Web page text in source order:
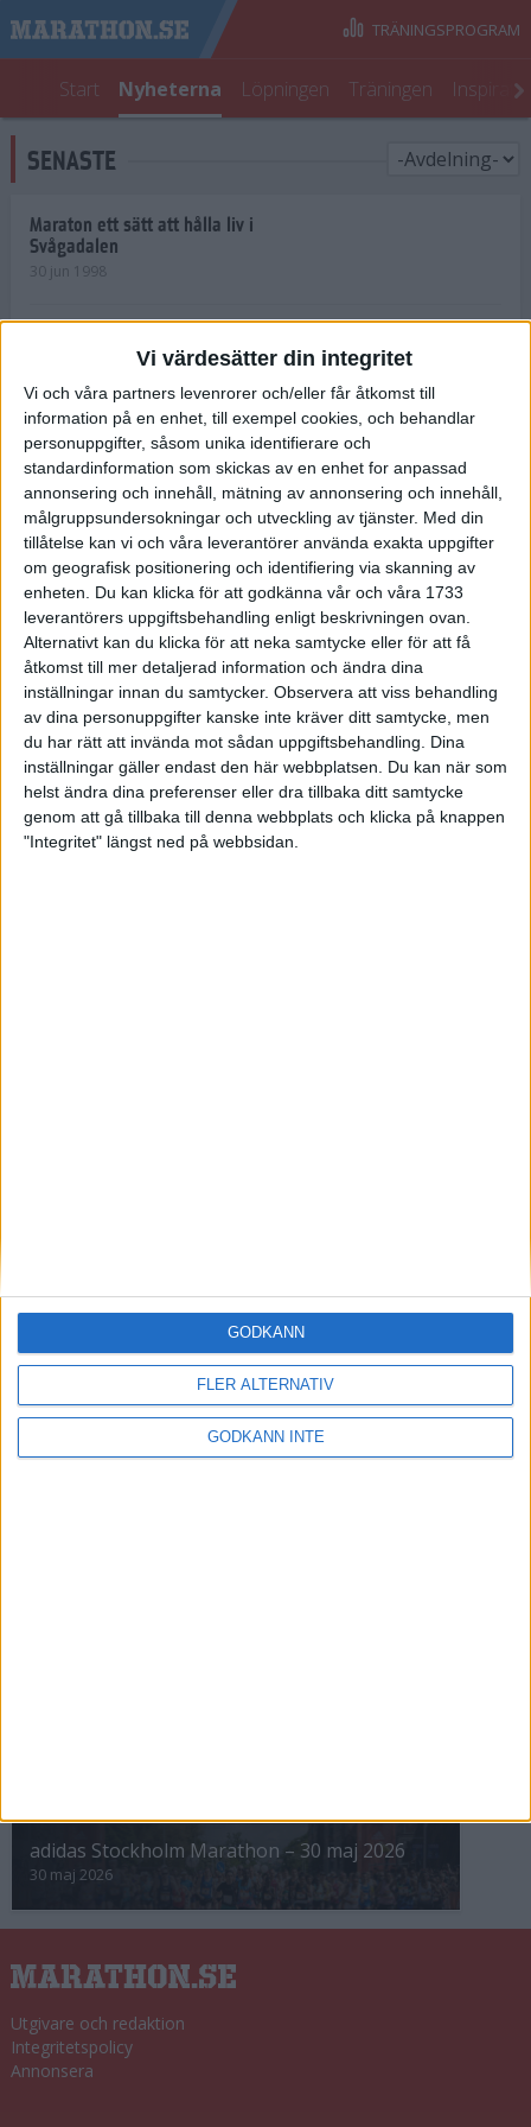
Vi värdesätter din integritet
Vi och våra partners levenrorer och/eller får åtkomst till
information på en enhet, till exempel cookies, och behandlar
personuppgifter, såsom unika identifierare och
standardinformation som skickas av en enhet for anpassad
annonsering och innehåll, mätning av annonsering och innehåll,
målgruppsundersokningar och utveckling av tjänster. Med din
tillåtelse kan vi och våra leverantörer använda exakta uppgifter
om geografisk positionering och identifiering via skanning av
enheten. Du kan klicka för att godkänna vår och våra 1733
leverantörers uppgiftsbehandling enligt beskrivningen ovan.
Alternativt kan du klicka för att neka samtycke eller för att få
åtkomst till mer detaljerad information och ändra dina
inställningar innan du samtycker. Observera att viss behandling
av dina personuppgifter kanske inte kräver ditt samtycke, men
du har rätt att invända mot sådan uppgiftsbehandling. Dina
inställningar gäller endast den här webbplatsen. Du kan när som
helst ändra dina preferenser eller dra tillbaka ditt samtycke
genom att gå tillbaka till denna webbplats och klicka på knappen
"Integritet" längst ned på webbsidan.
FLER ALTERNATIV
GODKÄNN INTE
GODKÄNN
Start Nyheterna Löpningen Träningen
TRÄNINGSPROGRAM
SENASTE
Maraton ett sätt att hålla liv i
Svågadalen
30 jun 1998
Norrlänningar firade semester i
Strängnäs
28 jun 1998
Maratonlöparna bäst i Trosa
I år fick Andervang kransen
27 jun 1998
Intresset ökar för Lidingöloppet
26 jun 1998
Värmemara
väntarvärldsmästaraspiranter
24 jun 1998
ASIEN
Berlin Marathon - ett lopp genom
8 okt 1995• Arkiv• Reseberättelser från
adidas Stockholm Marathon – 30 maj 2026
30 maj 2026
Utgivare och redaktion
Integritetspolicy
Annonsera